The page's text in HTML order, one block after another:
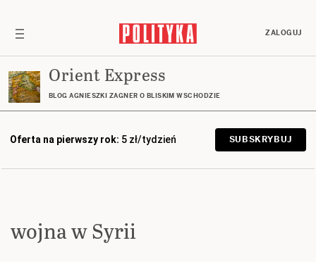
ZALOGUJ
Orient Express
BLOG AGNIESZKI ZAGNER O BLISKIM WSCHODZIE
Oferta na pierwszy rok: 5 zł/tydzień SUBSKRYBUJ
wojna w Syrii